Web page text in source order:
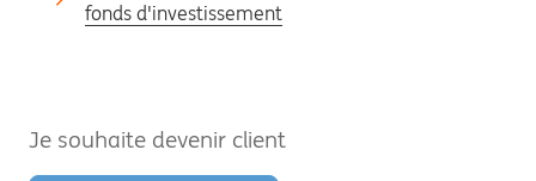
fonds d'investissement
Je souhaite devenir client